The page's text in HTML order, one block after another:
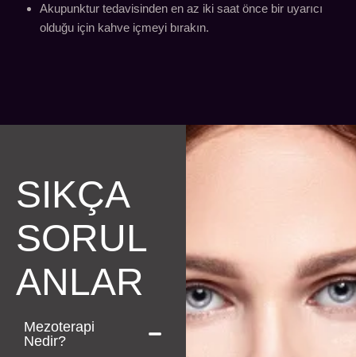
Akupunktur tedavisinden en az iki saat önce bir uyarıcı
olduğu için kahve içmeyi bırakın.
SIKÇA
SORUL
ANLAR
Mezoterapi
Nedir?